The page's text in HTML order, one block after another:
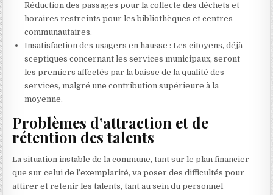
Réduction des passages pour la collecte des déchets et
horaires restreints pour les bibliothèques et centres
communautaires.
Insatisfaction des usagers en hausse : Les citoyens, déjà
sceptiques concernant les services municipaux, seront
les premiers affectés par la baisse de la qualité des
services, malgré une contribution supérieure à la
moyenne.
Problèmes d’attraction et de
rétention des talents
La situation instable de la commune, tant sur le plan financier
que sur celui de l’exemplarité, va poser des difficultés pour
attirer et retenir les talents, tant au sein du personnel